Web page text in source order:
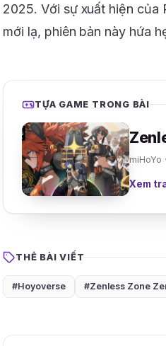
2025. Với sự xuất hiện của
mới lạ, phiên bản này hứa
TỰA GAME TRONG BÀI
miHoYo
Xem
THẺ BÀI VIẾT
#Hoyoverse #Zenless Zone